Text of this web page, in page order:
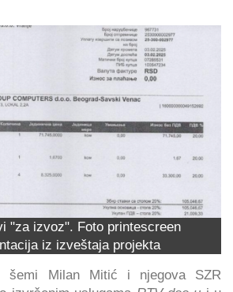
"za izvoz". Foto printescreen
iz izveštaja projekta
šemi Milan Mitić i njegova SZR